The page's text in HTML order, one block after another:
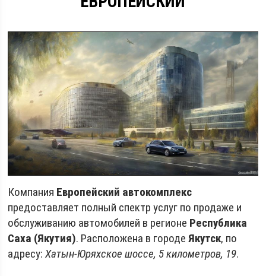
Компания Европейский автокомплекс
предоставляет полный спектр услуг по продаже и
обслуживанию автомобилей в регионе Республика
Саха (Якутия). Расположена в городеЯкутск, по
адресу:Хатын-Юряхское шоссе, 5 километров, 19.